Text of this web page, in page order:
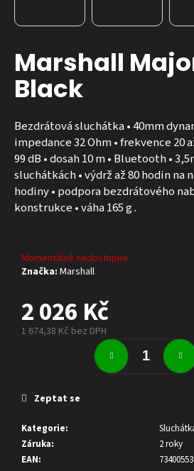
Marshall
Black
Bezdrátová sluchátka • 40mm
impedance 32 Ohm • frekvence 20
99 dB • dosah 10 m • Bluetooth •
sluchátkách • výdrž až 80 hodin na
hodiny • podpora bezdrátového
konstrukce • váha 165 g .
Momentálně nedostupné
Značka: Marshall
2 026 Kč
1 674,38 Kč bez DPH
Kategorie:
Záruka:
2 roky
EAN:
Zeptat se
a
í
t
?
D
o
p
o
č
u
e
m
e
WASH
G1
FLOOR
CLEANER